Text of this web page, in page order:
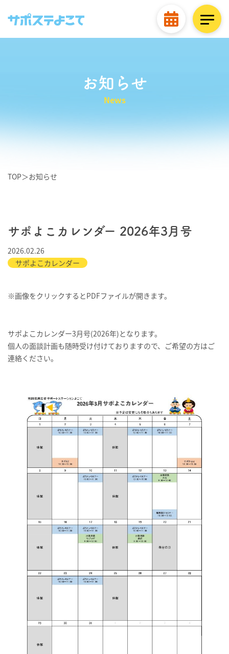
お知らせ
News
TOP＞お知らせ
サポよこカレンダー 2026年3月号
2026.02.26
サポよこカレンダー
※画像をクリックするとPDFファイルが開きます。
サポよこカレンダー3月号(2026年)となります。
個人の面談計画も随時受け付けておりますので、ご希望の方はご
連絡ください。